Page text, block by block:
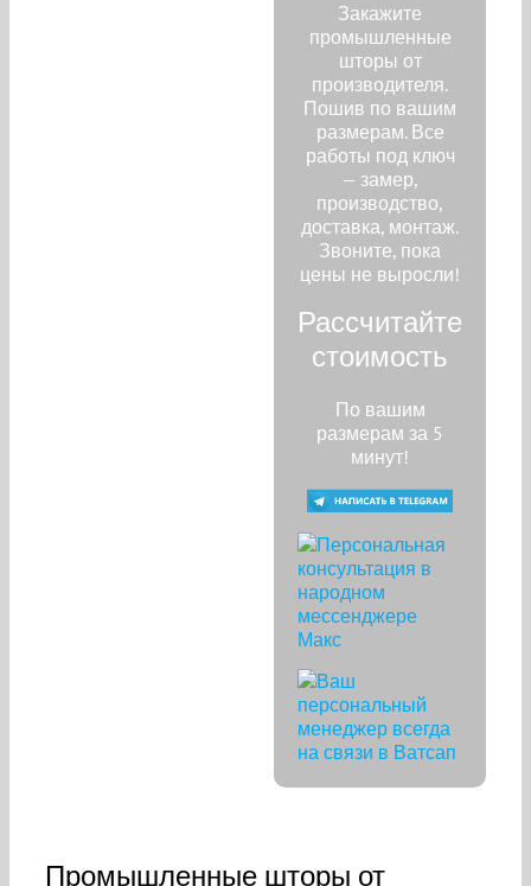
Закажите
промышленные
шторы от
производителя.
Пошив по вашим
размерам. Все
работы под ключ
— замер,
производство,
доставка, монтаж.
Звоните, пока
цены не выросли!
Рассчитайте
стоимость
По вашим
размерам за 5
минут!
Промышленные шторы от